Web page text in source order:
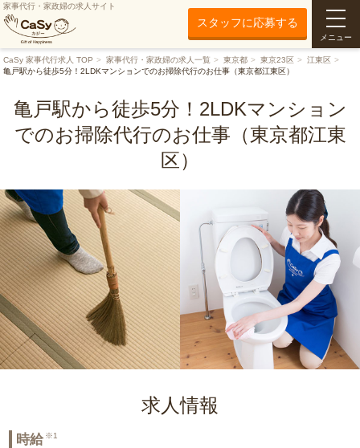
家事代行・家政婦の求人サイト
スタッフに応募する
メニュー
CaSy 家事代行求人 TOP 家事代行・家政婦の求人一覧 東京都 東京23区
江東区
亀戸駅から徒歩5分！2LDKマンションでのお掃除代行のお仕事（東京都江東区）
亀戸駅から徒歩5分！2LDKマンション
でのお掃除代行のお仕事（東京都江東
区）
求人情報
時給 ※1